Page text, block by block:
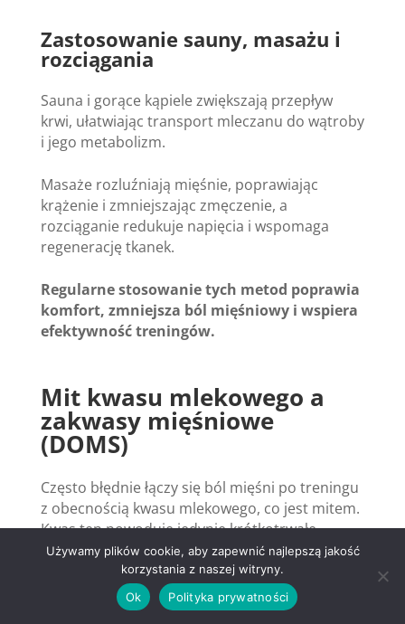
Zastosowanie sauny, masażu i
rozciągania
Sauna i gorące kąpiele zwiększają przepływ
krwi, ułatwiając transport mleczanu do wątroby
i jego metabolizm.
Masaże rozluźniają mięśnie, poprawiając
krążenie i zmniejszając zmęczenie, a
rozciąganie redukuje napięcia i wspomaga
regenerację tkanek.
Regularne stosowanie tych metod poprawia
komfort, zmniejsza ból mięśniowy i wspiera
efektywność treningów.
Mit kwasu mlekowego a
zakwasy mięśniowe
(DOMS)
Często błędnie łączy się ból mięśni po treningu
z obecnością kwasu mlekowego, co jest mitem.
Kwas ten powoduje jedynie krótkotrwałe
pieczenie i zmęczenie podczas wysiłku,
natomiast zakwasy (DOMS) pojawiają się z
opóźnieniem i mają inną przyczynę.
Używamy plików cookie, aby zapewnić najlepszą jakość
korzystania z naszej witryny.
Ok
Polityka prywatności